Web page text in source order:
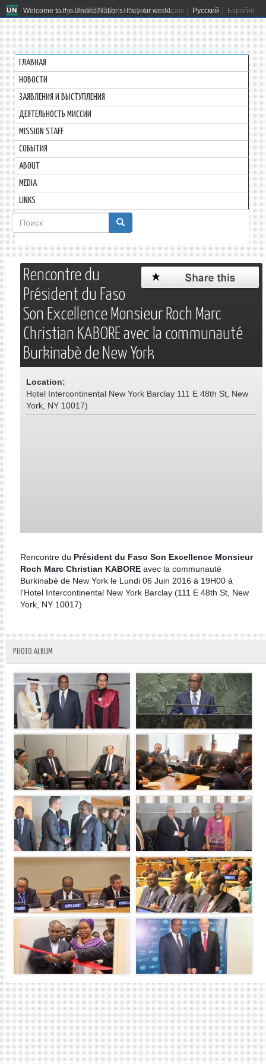
Welcome to the United Nations. It's your world.
العربية 简体中文 English Français Русский Español
ГЛАВНАЯ
HОВОСТИ
ЗАЯВЛЕНИЯ И ВЫСТУПЛЕНИЯ
ДЕЯТЕЛЬНОСТЬ МИССИИ
MISSION STAFF
СОБЫТИЯ
ABOUT
MEDIA
LINKS
Форма
поиска
Поиск
Rencontre du
Président du Faso
Son Excellence Monsieur Roch Marc
Christian KABORE avec la communauté
Burkinabè de New York
Location:
Hotel Intercontinental New York Barclay 111 E 48th St, New
York, NY 10017)
Rencontre du Président du Faso Son Excellence Monsieur
Roch Marc Christian KABORE avec la communauté
Burkinabè de New York le Lundi 06 Juin 2016 à 19H00 à
l'Hotel Intercontinental New York Barclay (111 E 48th St, New
York, NY 10017)
PHOTO ALBUM